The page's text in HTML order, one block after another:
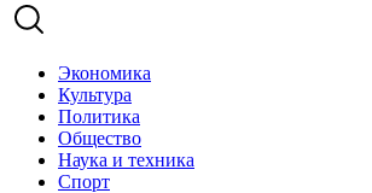
Экономика
Культура
Политика
Общество
Наука и техника
Спорт